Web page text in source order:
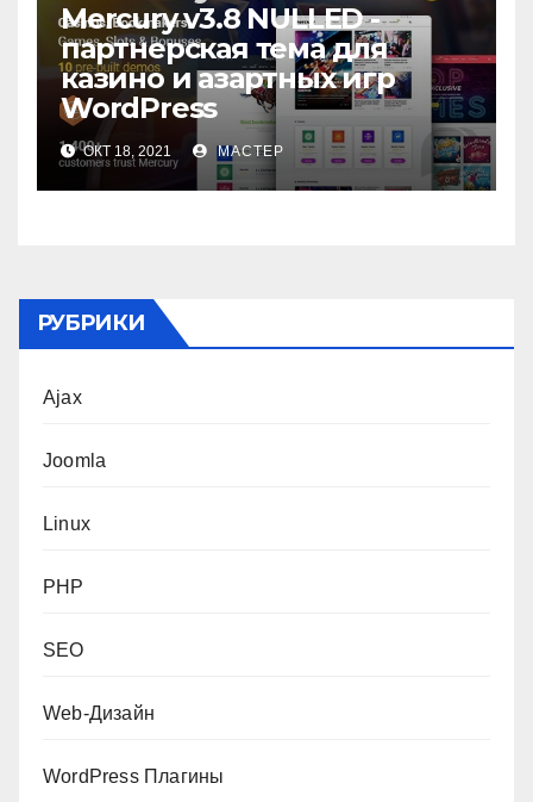
Mercury v3.8 NULLED -
партнерская тема для
казино и азартных игр
WordPress
ОКТ 18, 2021 МАСТЕР
РУБРИКИ
Ajax
Joomla
Linux
PHP
SEO
Web-Дизайн
WordPress Плагины